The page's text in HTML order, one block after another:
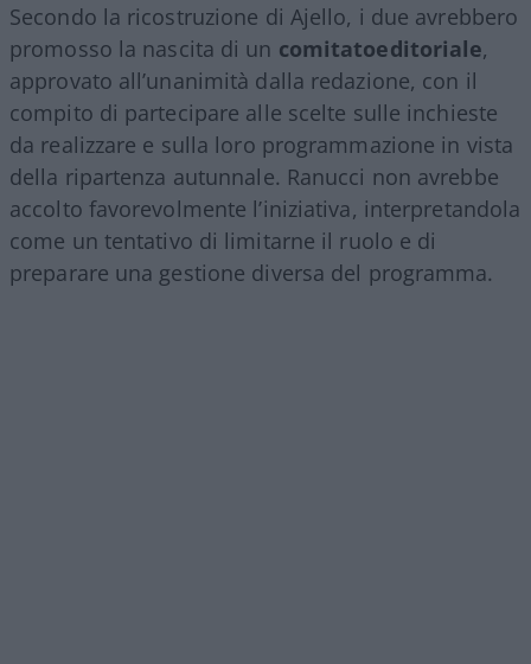
Secondo la ricostruzione di Ajello, i due avrebbero
promosso la nascita di un comitatoeditoriale,
approvato all’unanimità dalla redazione, con il
compito di partecipare alle scelte sulle inchieste
da realizzare e sulla loro programmazione in vista
della ripartenza autunnale. Ranucci non avrebbe
accolto favorevolmente l’iniziativa, interpretandola
come un tentativo di limitarne il ruolo e di
preparare una gestione diversa del programma.